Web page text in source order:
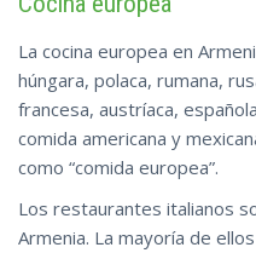
La cocina europea en
húngara, polaca, rumana,
francesa, austríaca,
comida americana y
como “comida europea”.
Los restaurantes italianos
Armenia. La mayoría de